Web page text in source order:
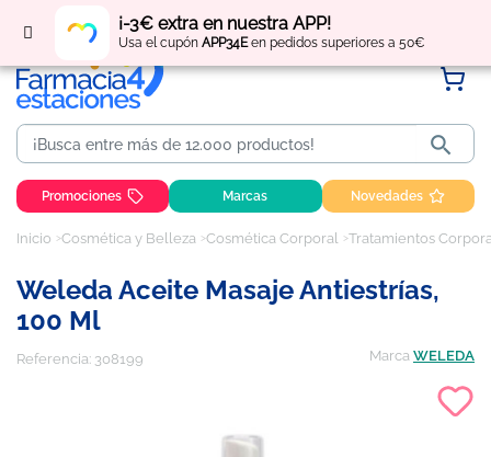
¡-3€ extra en nuestra APP!
Usa el cupón APP34Een pedidos superiores a 50€
Regístratey obtén puntos por tus compras

Promociones Marcas Novedades
Inicio Cosmética y Belleza Cosmética Corporal Tratamientos
Weleda Aceite Masaje Antiestrías,
100 Ml
Referencia: 308199 Marca WELEDA